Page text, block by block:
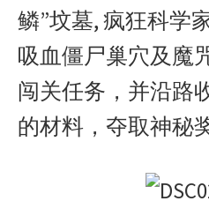
鳞”坟墓, 疯狂科学
吸血僵尸巢穴及魔
闯关任务，并沿路
的材料，夺取神秘